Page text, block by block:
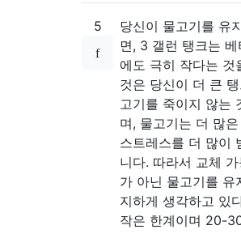
5
당신이 물고기를 유
면, 3 갤런 탱크는
에도 극히 작다는 것
것은 당신이 더 큰
고기를 죽이지 않는
며, 물고기는 더 많
스트레스를 더 많이
니다. 따라서 교체
가 아닌 물고기를 유
지하게 생각하고 있
작은 한계이며 20-